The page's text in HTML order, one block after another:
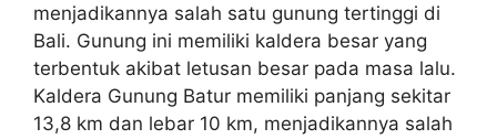
menjadikannya salah satu gunung tertinggi di
Bali. Gunung ini memiliki kaldera besar yang
terbentuk akibat letusan besar pada masa lalu.
Kaldera Gunung Batur memiliki panjang sekitar
13,8 km dan lebar 10 km, menjadikannya salah